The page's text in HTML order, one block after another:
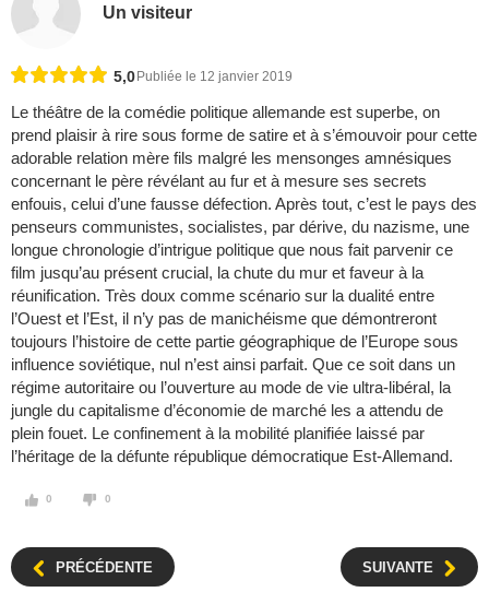
Un visiteur
5,0 Publiée le 12 janvier 2019
Le théâtre de la comédie politique allemande est superbe, on
prend plaisir à rire sous forme de satire et à s’émouvoir pour cette
adorable relation mère fils malgré les mensonges amnésiques
concernant le père révélant au fur et à mesure ses secrets
enfouis, celui d’une fausse défection. Après tout, c’est le pays des
penseurs communistes, socialistes, par dérive, du nazisme, une
longue chronologie d’intrigue politique que nous fait parvenir ce
film jusqu’au présent crucial, la chute du mur et faveur à la
réunification. Très doux comme scénario sur la dualité entre
l’Ouest et l’Est, il n’y pas de manichéisme que démontreront
toujours l’histoire de cette partie géographique de l’Europe sous
influence soviétique, nul n’est ainsi parfait. Que ce soit dans un
régime autoritaire ou l’ouverture au mode de vie ultra-libéral, la
jungle du capitalisme d’économie de marché les a attendu de
plein fouet. Le confinement à la mobilité planifiée laissé par
l’héritage de la défunte république démocratique Est-Allemand.
0 0
PRÉCÉDENTE SUIVANTE